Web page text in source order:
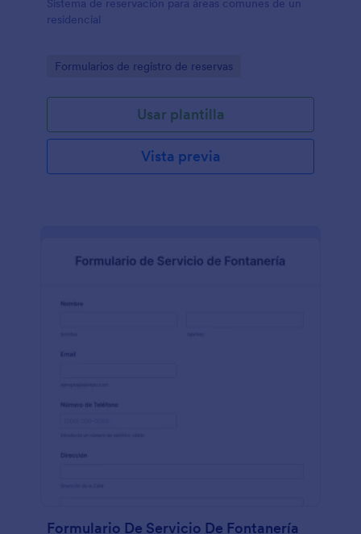
Sistema de reservación para áreas comunes de un
residencial
Go to Category:
Formularios de registro de reservas
Usar plantilla
Vista previa
Formulario De Servicio De Fontanería